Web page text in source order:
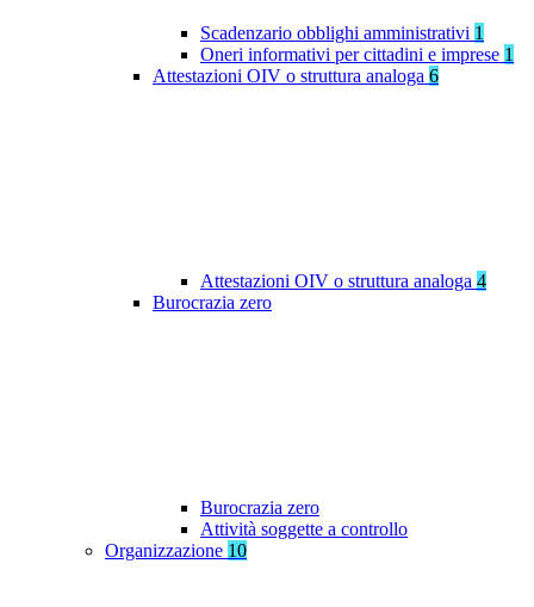
Scadenzario obblighi amministrativi 1
Oneri informativi per cittadini e imprese 1
Attestazioni OIV o struttura analoga 6
Attestazioni OIV o struttura analoga 4
Burocrazia zero
Burocrazia zero
Attività soggette a controllo
Organizzazione 10